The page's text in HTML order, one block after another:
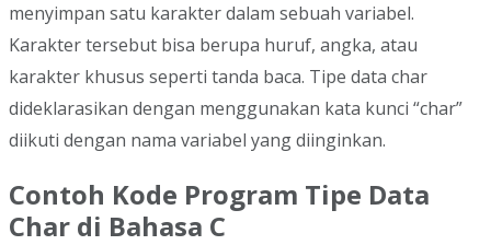
menyimpan satu karakter dalam sebuah variabel.
Karakter tersebut bisa berupa huruf, angka, atau
karakter khusus seperti tanda baca. Tipe data char
dideklarasikan dengan menggunakan kata kunci “char”
diikuti dengan nama variabel yang diinginkan.
Contoh Kode Program Tipe Data
Char di Bahasa C